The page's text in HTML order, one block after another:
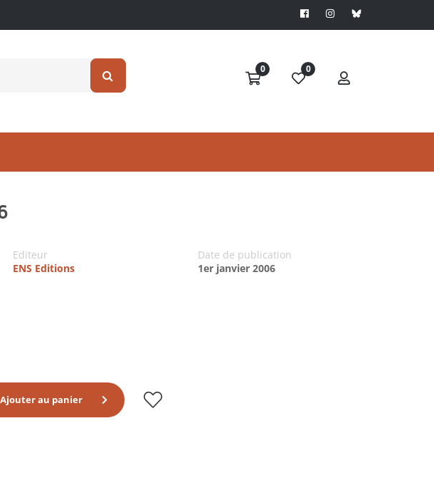
0 0
Editeur
ENS Editions
Date de publication
1er janvier 2006
Ajouter au panier